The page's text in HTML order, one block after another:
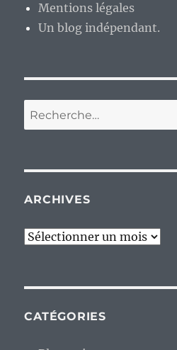
Mentions légales
Un blog indépendant.
Recherche
pour :
ARCHIVES
Archives
CATÉGORIES